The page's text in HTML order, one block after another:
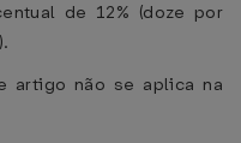
de 12% (doze por
).
artigo não se aplica na